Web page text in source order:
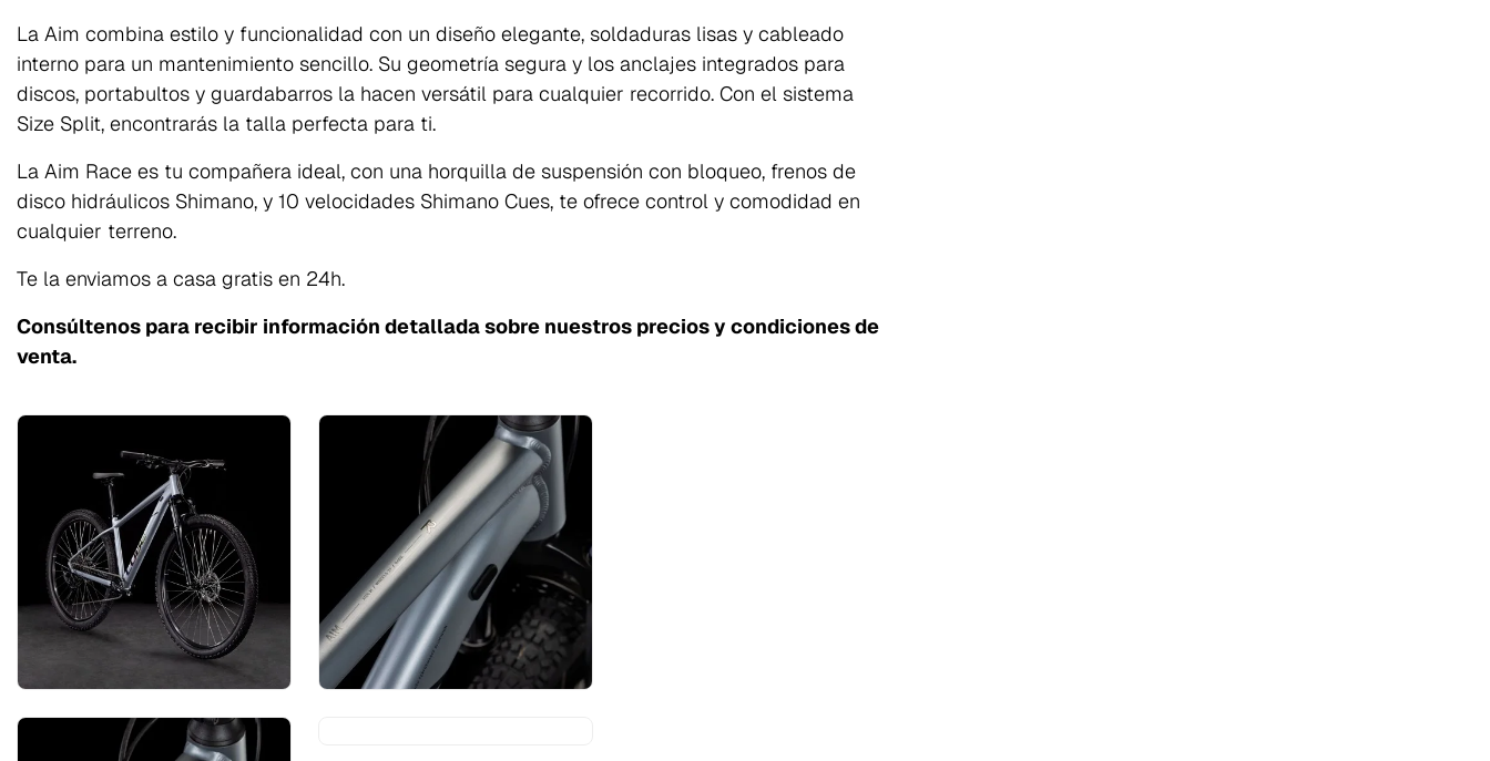
La Aim combina estilo y funcionalidad con un diseño elegante, soldaduras lisas y cableado
interno para un mantenimiento sencillo. Su geometría segura y los anclajes integrados para
discos, portabultos y guardabarros la hacen versátil para cualquier recorrido. Con el sistema
Size Split, encontrarás la talla perfecta para ti.
La Aim Race es tu compañera ideal, con una horquilla de suspensión con bloqueo, frenos de
disco hidráulicos Shimano, y 10 velocidades Shimano Cues, te ofrece control y comodidad en
cualquier terreno.
Te la enviamos a casa gratis en 24h.
Consúltenos para recibir información detallada sobre nuestros precios y condiciones de
venta.